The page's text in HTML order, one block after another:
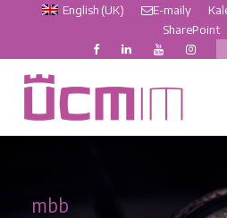
English (UK) E-maily
SharePoint
mbb